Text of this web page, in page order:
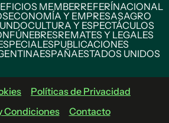
MEMBERREFERÍNACIONAL
ECONOMÍA Y EMPRESASAGRO
CULTURA Y ESPECTÁCULOS
FÚNEBRESREMATES Y LEGALES
PUBLICACIONES
ESPAÑAESTADOS UNIDOS
Políticas de Privacidad
Condiciones
Contacto